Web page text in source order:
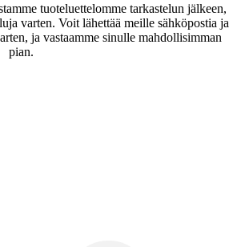
tuoteluettelomme tarkastelun jälkeen,
varten. Voit lähettää meille sähköpostia ja
ja vastaamme sinulle mahdollisimman
pian.